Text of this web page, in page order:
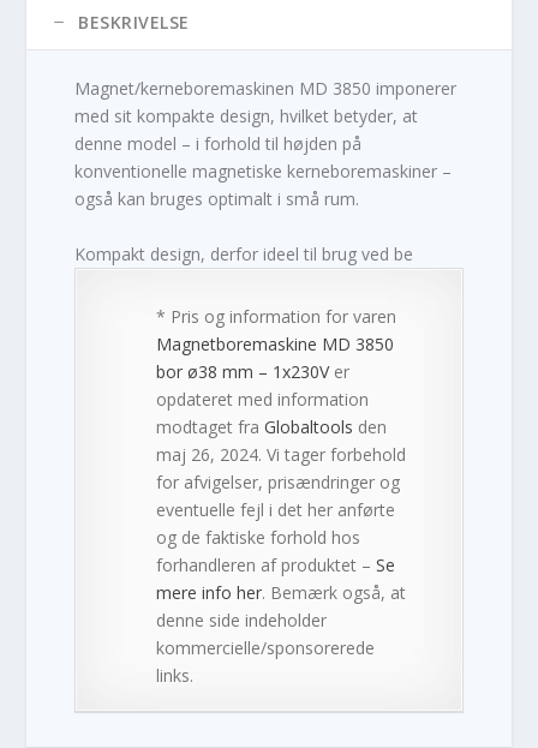
BESKRIVELSE
Magnet/kerneboremaskinen MD 3850 imponerer
med sit kompakte design, hvilket betyder, at
denne model – i forhold til højden på
konventionelle magnetiske kerneboremaskiner –
også kan bruges optimalt i små rum.
Kompakt design, derfor ideel til brug ved be
* Pris og information for varen
Magnetboremaskine MD 3850
bor ø38 mm – 1x230Ver
opdateret med information
modtaget fraGlobaltools den
maj 26, 2024. Vi tager forbehold
for afvigelser, prisændringer og
eventuelle fejl i det her anførte
og de faktiske forhold hos
forhandleren af produktet –Se
mere info her. Bemærk også, at
denne side indeholder
kommercielle/sponsorerede
links.